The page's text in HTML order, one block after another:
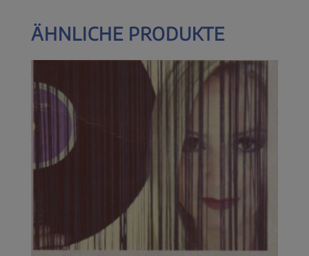
ÄHNLICHE PRODUKTE